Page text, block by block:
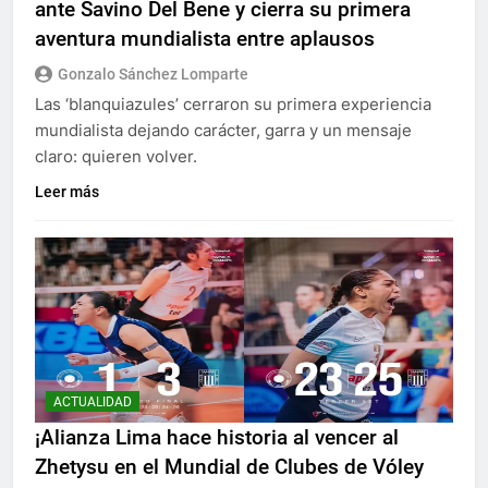
ante Savino Del Bene y cierra su primera
aventura mundialista entre aplausos
Gonzalo Sánchez Lomparte
Las ‘blanquiazules’ cerraron su primera experiencia
mundialista dejando carácter, garra y un mensaje
claro: quieren volver.
Leer más
ACTUALIDAD
¡Alianza Lima hace historia al vencer al
Zhetysu en el Mundial de Clubes de Vóley